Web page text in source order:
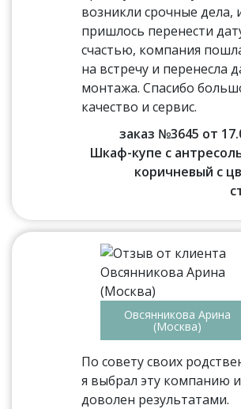
возникли срочные дела,
пришлось перенести
счастью, компания
на встречу и перенесла
монтажа. Спасибо
качество и сервис.
заказ №3645 от
Шкаф-купе с
коричневый с
Овсянникова Арина
(Москва)
По совету своих
я выбрал эту компанию
доволен результатами.